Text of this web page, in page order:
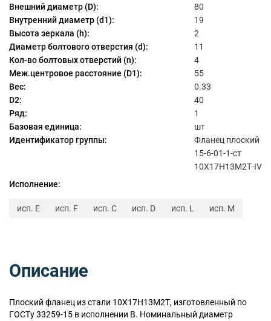
Внешний диаметр (D):
80
Внутренний диаметр (d1):
19
Высота зеркала (h):
2
Диаметр болтового отверстия (d):
11
Кол-во болтовых отверстий (n):
4
Меж.центровое расстояние (D1):
55
Вес:
0.33
D2:
40
Ряд:
1
Базовая единица:
шт
Идентификатор группы:
Фланец плоский
15-6-01-1-ст
10Х17Н13М2Т-IV
Исполнение:
исп. E исп. F исп. C исп. D исп. L исп. M
Описание
Плоский фланец из стали 10Х17Н13М2Т, изготовленный по
ГОСТу 33259-15 в исполнении B. Номинальный диаметр